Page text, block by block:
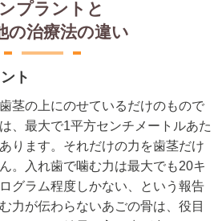
プラントと
の治療法の違い
ト
茎の上にのせているだけのもので
、最大で1平方センチメートルあた
ります。それだけの力を歯茎だけ
。入れ歯で噛む力は最大でも20キ
グラム程度しかない、という報告
力が伝わらないあごの骨は、役目